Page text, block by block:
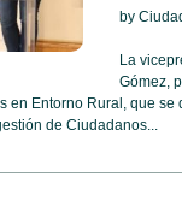
by
La
Gómez,
en Entorno Rural, que
de Ciudadanos...